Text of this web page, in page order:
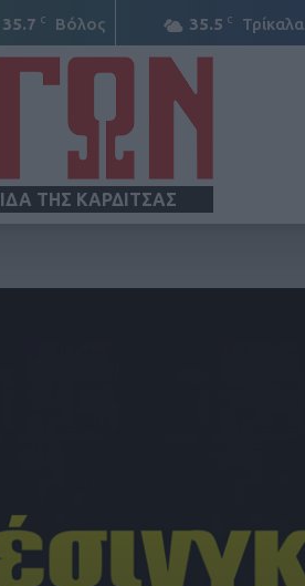
35.7 C Βόλος 35.5 C Τρίκαλα
ΤΗΣ ΚΑΡΔΙΤΣΑΣ